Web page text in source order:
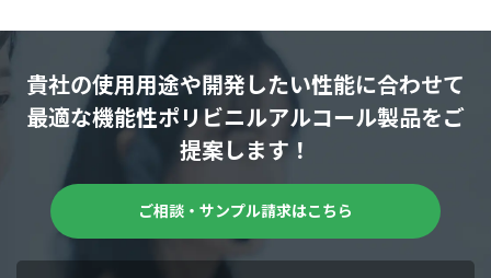
貴社の使用用途や開発したい性能に合わせて
最適な機能性ポリビニルアルコール製品をご
提案します！
ご相談・サンプル請求はこちら